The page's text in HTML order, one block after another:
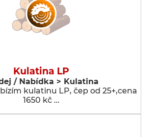
Kulatina LP
/ Nabídka > Kulatina
kulatinu LP, čep od 25+,cena
1650 kč …